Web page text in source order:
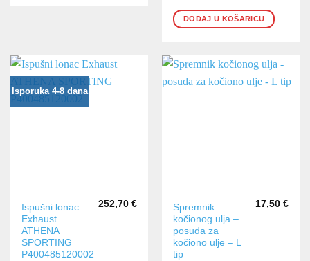
DODAJ U KOŠARICU
Isporuka 4-8 dana
Ispušni lonac
Exhaust
ATHENA
SPORTING
P400485120002
252,70 €
Spremnik
kočionog ulja –
posuda za
kočiono ulje – L
tip
17,50 €